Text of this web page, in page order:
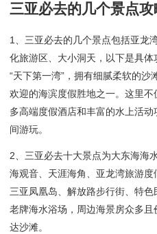
三亚必去的几个景点攻
1、三亚必去的几个景点包括亚龙
化旅游区、大小洞天，以下是具
“天下第一湾”，拥有细腻柔软的
欢迎的海滨度假胜地之一。这里
多高端度假酒店和丰富的水上活
间游玩。
2、三亚必去十大景点为大东海海
海观音、天涯海角、亚龙湾旅游度
三亚凤凰岛、解放路步行街、特
老牌海水浴场，周边海景房众多
达沙滩。